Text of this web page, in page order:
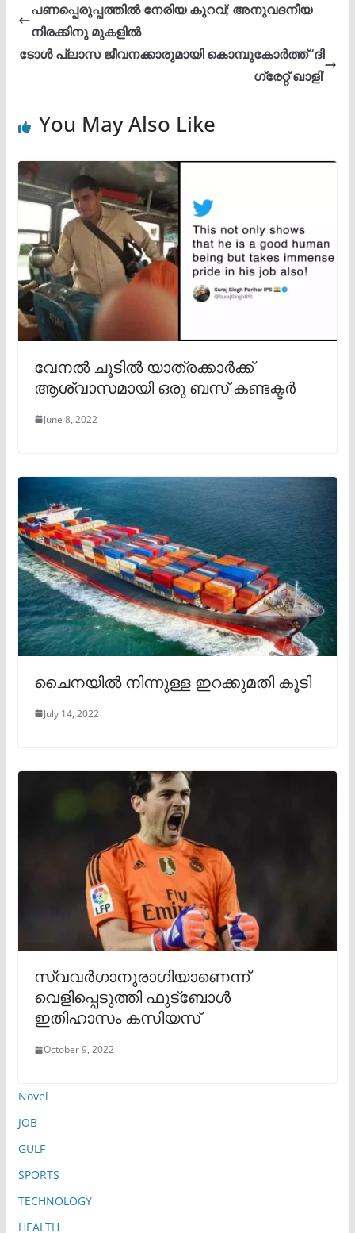
പണപ്പെരുപ്പത്തില്‍ നേരിയ കുറവ്; അനുവദനീയ
നിരക്കിനു മുകളിൽ
ടോൾ പ്ലാസ ജീവനക്കാരുമായി കൊമ്പുകോർത്ത് ‘ദി
ഗ്രേറ്റ് ഖാളി’
You May Also Like
വേനൽ ചൂടിൽ യാത്രക്കാർക്ക്
ആശ്വാസമായി ഒരു ബസ് കണ്ടക്ടർ
June 8, 2022
ചൈനയിൽ നിന്നുള്ള ഇറക്കുമതി കൂടി
July 14, 2022
സ്വവര്‍ഗാനുരാഗിയാണെന്ന്
വെളിപ്പെടുത്തി ഫുട്‌ബോള്‍
ഇതിഹാസം കസിയസ്
October 9, 2022
Novel
JOB
GULF
SPORTS
TECHNOLOGY
HEALTH